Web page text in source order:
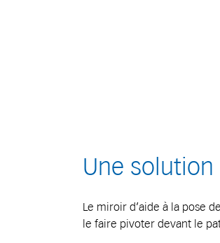
Une
Le miroir d’aide à la pose
le faire pivoter devant le